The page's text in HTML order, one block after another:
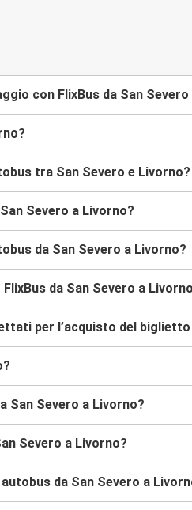
con FlixBus da San
tra San Severo e Livorno?
Severo a Livorno?
da San Severo a Livorno?
da San Severo a
per l’acquisto del
San Severo a Livorno?
Severo a Livorno?
da San Severo a